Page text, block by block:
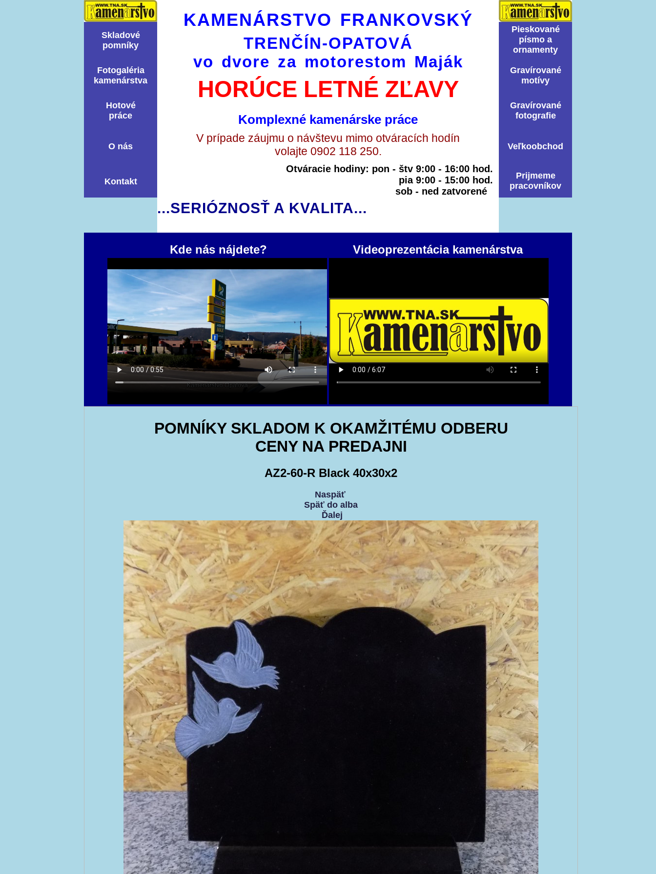
Skladové
pomní­ky
Fotogaléria
kamenárstva
Hotové
práce
O nás
Kontakt
KAMENÁRSTVO FRANKOVSKÝ
TRENČÍN-OPATOVÁ
vo dvore za motorestom Maják
HORÚCE LETNÉ ZĽAVY
Komplexné kamenárske práce
V prípade záujmu o návštevu mimo otváracích hodín
volajte 0902 118 250.
Otváracie hodiny: pon - štv 9:00 - 16:00 hod.
pia 9:00 - 15:00 hod.
sob - ned zatvorené
...SERIÓZNOSŤ A KVALITA...
Pieskované
písmo a
ornamenty
Graví­rované
motí­vy
Graví­rované
fotografie
Veľkoobchod
Prijmeme
pracovníkov
Kde nás nájdete? Videoprezentácia kamenárstva
POMNÍKY SKLADOM K OKAMŽITÉMU ODBERU
CENY NA PREDAJNI
AZ2-60-R Black 40x30x2
Naspäť
Späť do alba
Ďalej